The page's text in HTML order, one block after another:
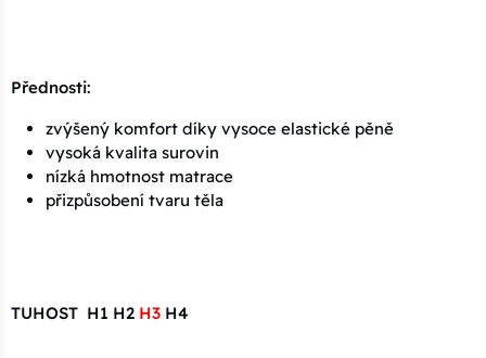
Přednosti:
zvýšený komfort díky vysoce elastické pěně
vysoká kvalita surovin
nízká hmotnost matrace
přizpůsobení tvaru těla
TUHOST H1 H2 H3 H4